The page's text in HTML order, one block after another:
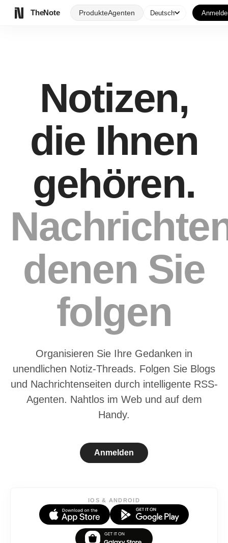
TheNote ProdukteAgenten Deutsch
Notizen,
die Ihnen
gehören.
denen Sie
folgen
Organisieren Sie Ihre Gedanken in
unendlichen Notiz-Threads. Folgen Sie Blogs
und Nachrichtenseiten durch intelligente RSS-
Agenten. Nahtlos im Web und auf dem
Handy.
Anmelden
IOS & ANDROID